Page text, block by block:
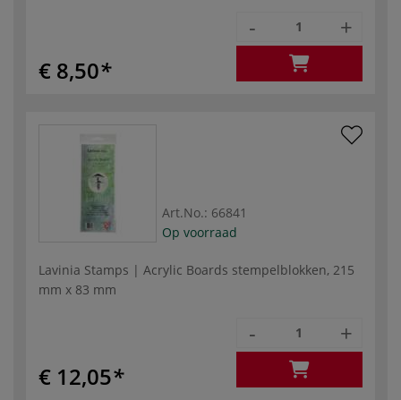
€ 8,50
- +
Art.No.: 66841
Op voorraad
Lavinia Stamps | Acrylic Boards stempelblokken, 215
mm x 83 mm
€ 12,05
- +